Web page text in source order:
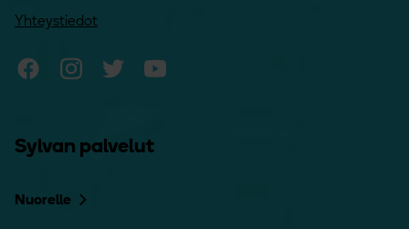
Yhteystiedot
Sylvan Facebook
Sylvan Instagram
Sylvan Twitter
Sylvan palvelut
Nuorelle